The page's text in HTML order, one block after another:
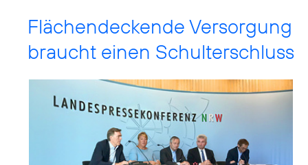
Flächendeckende Versorgung
braucht einen Schulterschluss